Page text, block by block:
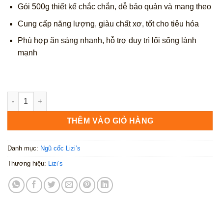
Gói 500g thiết kế chắc chắn, dễ bảo quản và mang theo
Cung cấp năng lượng, giàu chất xơ, tốt cho tiêu hóa
Phù hợp ăn sáng nhanh, hỗ trợ duy trì lối sống lành
mạnh
Lizi’s Original Granola 500g số lượng
THÊM VÀO GIỎ HÀNG
Danh mục: Ngũ cốc Lizi’s
Thương hiệu: Lizi’s